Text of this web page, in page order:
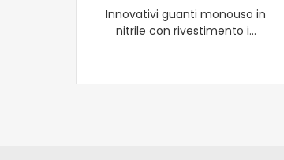
Innovativi guanti monouso in
nitrile con rivestimento i…